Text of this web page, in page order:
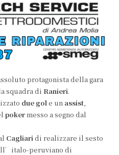
protagonista della gara
squadra di Ranieri.
due gol e un assist
pokermesso a segno dal
Cagliari di realizzare il sesto
peruviano di